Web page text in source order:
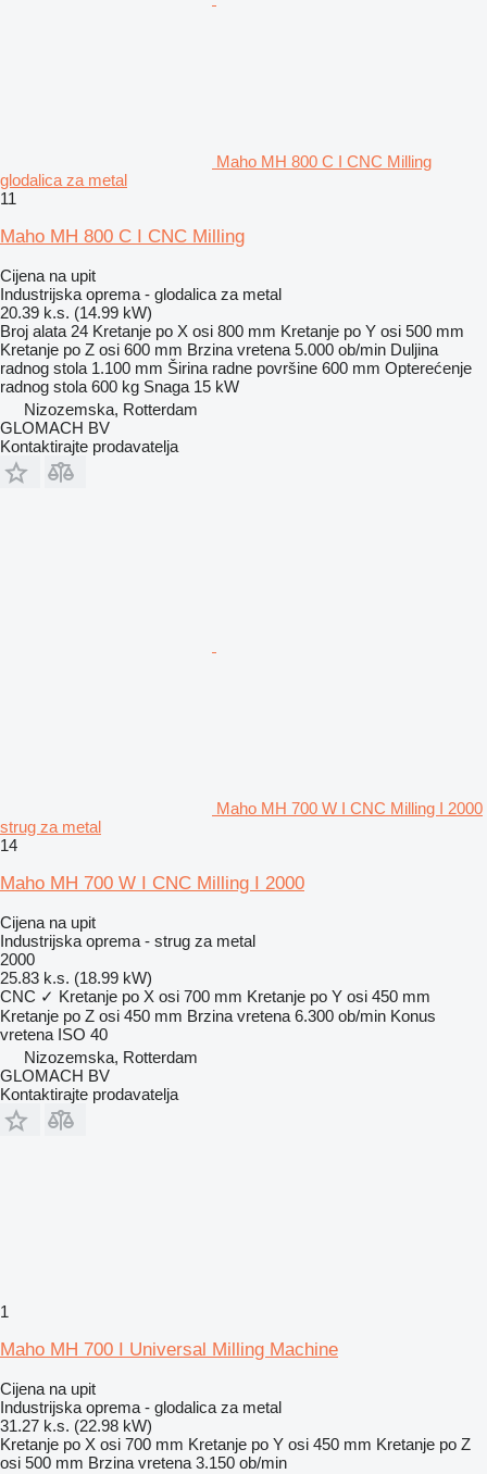
Maho MH 800 C I CNC Milling
glodalica za metal
11
Maho MH 800 C I CNC Milling
Cijena na upit
Industrijska oprema - glodalica za metal
20.39 k.s. (14.99 kW)
Broj alata 24 Kretanje po X osi 800 mm Kretanje po Y osi 500 mm
Kretanje po Z osi 600 mm Brzina vretena 5.000 ob/min Duljina
radnog stola 1.100 mm Širina radne površine 600 mm Opterećenje
radnog stola 600 kg Snaga 15 kW
Nizozemska, Rotterdam
GLOMACH BV
Kontaktirajte prodavatelja
Maho MH 700 W I CNC Milling I 2000
strug za metal
14
Maho MH 700 W I CNC Milling I 2000
Cijena na upit
Industrijska oprema - strug za metal
2000
25.83 k.s. (18.99 kW)
CNC ✓ Kretanje po X osi 700 mm Kretanje po Y osi 450 mm
Kretanje po Z osi 450 mm Brzina vretena 6.300 ob/min Konus
vretena ISO 40
Nizozemska, Rotterdam
GLOMACH BV
Kontaktirajte prodavatelja
1
Maho MH 700 I Universal Milling Machine
Cijena na upit
Industrijska oprema - glodalica za metal
31.27 k.s. (22.98 kW)
Kretanje po X osi 700 mm Kretanje po Y osi 450 mm Kretanje po Z
osi 500 mm Brzina vretena 3.150 ob/min